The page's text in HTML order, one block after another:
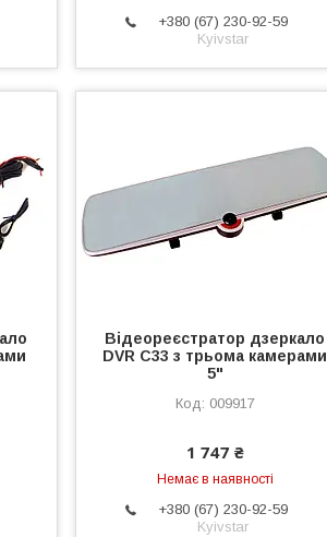
+380 (67) 230-92-59
Kyivstar
Відеореєстратор дзеркало
DVR C33 з трьома камерами
5"
009917
1 747 ₴
Немає в наявності
+380 (67) 230-92-59
Kyivstar